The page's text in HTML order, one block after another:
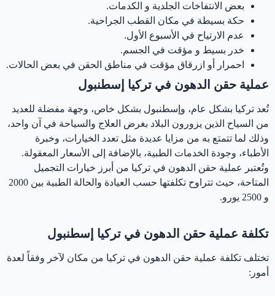
بعض الانتفاخات الجلدية و الكدمات.
حكة بسيطة في مكان القطب الجراحية.
عدم الارتياح في الأسبوع الأول.
خدر بسيط و مؤقت في الجسم.
احمرار أو ازرقاق مؤقت في مناطق الحقن في بعض الحالات.
عملية حقن الدهون في تركيا إسطنبول
تُعد تركيا بشكل عام، وإسطنبول بشكل خاص، وجهة مفضلة للعديد
من السياح الذين يزورون البلاد بغرض العلاج والسياحة في آن واحد،
وذلك لما تتمتع به من مزايا عديدة مثل تعدد الخيارات، وخبرة
الأطباء، وجودة الخدمات الطبية، بالإضافة إلى الأسعار المعقولة.
وتُعتبر عملية حقن الدهون في تركيا من أبرز خيارات التجميل
المتاحة، حيث تتراوح تكلفتها حسب العيادة والحالة الطبية بين 2000
و 2500 يورو.
‏تكلفة عملية حقن الدهون في تركيا إسطنبول
تختلف ‏تكلفة عملية حقن الدهون في تركيا من مكان لآخر وفقاً لعدة
أمور: